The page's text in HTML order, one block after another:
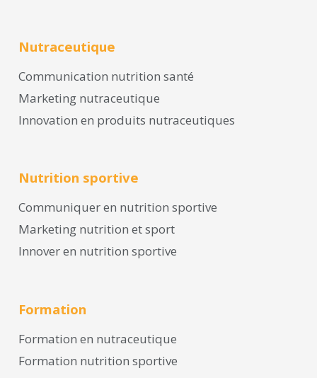
Nutraceutique
Communication nutrition santé
Marketing nutraceutique
Innovation en produits nutraceutiques
Nutrition sportive
Communiquer en nutrition sportive
Marketing nutrition et sport
Innover en nutrition sportive
Formation
Formation en nutraceutique
Formation nutrition sportive